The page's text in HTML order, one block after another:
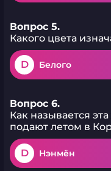
Вопрос 5.
Какого цвета
D Белого
Вопрос 6.
Как называется
подают летом в
D Нэнмён